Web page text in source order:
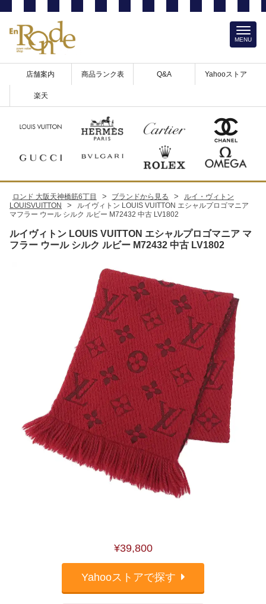
店舗案内 商品ランク表 Q&A Yahooストア
楽天
MENU
ロンド 大阪天神橋筋6丁目 > ブランドから見る >
ルイ・ヴィトン
LOUISVUITTON
>
ルイヴィトン LOUIS VUITTON エシャルプロゴマニア
マフラー ウール シルク ルビー M72432 中古 LV1802
ルイヴィトン LOUIS VUITTON エシャルプロゴマニア マ
フラー ウール シルク ルビー M72432 中古 LV1802
¥39,800
Yahooストアで探す